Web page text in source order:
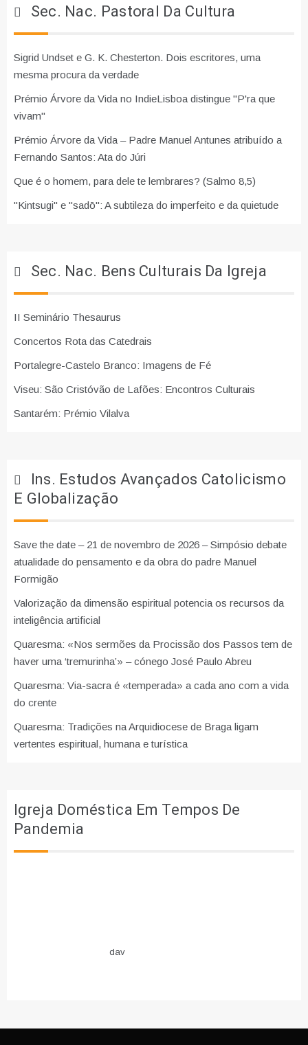
Sec. Nac. Pastoral Da Cultura
Sigrid Undset e G. K. Chesterton. Dois escritores, uma
mesma procura da verdade
Prémio Árvore da Vida no IndieLisboa distingue "P'ra que
vivam"
Prémio Árvore da Vida – Padre Manuel Antunes atribuído a
Fernando Santos: Ata do Júri
Que é o homem, para dele te lembrares? (Salmo 8,5)
"Kintsugi" e "sadō": A subtileza do imperfeito e da quietude
Sec. Nac. Bens Culturais Da Igreja
II Seminário Thesaurus
Concertos Rota das Catedrais
Portalegre-Castelo Branco: Imagens de Fé
Viseu: São Cristóvão de Lafões: Encontros Culturais
Santarém: Prémio Vilalva
Ins. Estudos Avançados Catolicismo
E Globalização
Save the date – 21 de novembro de 2026 – Simpósio debate
atualidade do pensamento e da obra do padre Manuel
Formigão
Valorização da dimensão espiritual potencia os recursos da
inteligência artificial
Quaresma: «Nos sermões da Procissão dos Passos tem de
haver uma ‘tremurinha’» – cónego José Paulo Abreu
Quaresma: Via-sacra é «temperada» a cada ano com a vida
do crente
Quaresma: Tradições na Arquidiocese de Braga ligam
vertentes espiritual, humana e turística
Igreja Doméstica Em Tempos De
Pandemia
dav